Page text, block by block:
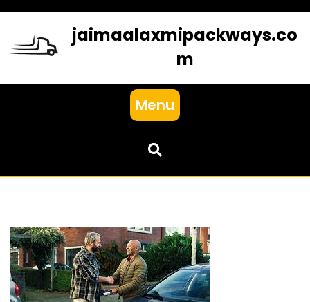
content
jaimaalaxmipackways.co
m
Menu